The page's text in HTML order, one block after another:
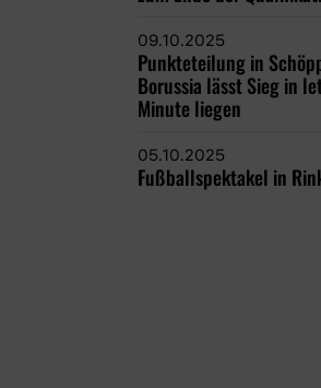
09.10.2025
Punkteteilung in
Borussia lässt Sieg in
Minute liegen
05.10.2025
Fußballspektakel in